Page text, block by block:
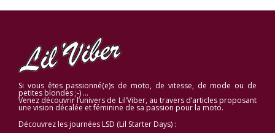
Si vous êtes passionné(e)s de moto, de vitesse, de mode ou de
petites blondes ;-) …
Venez découvrir l’univers de Lil’Viber, au travers d’articles proposant
une vision décalée et féminine de sa passion pour la moto.
Découvrez les journées LSD (Lil Starter Days) :